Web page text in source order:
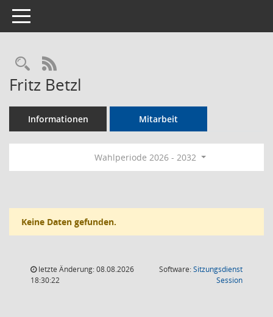
Toggle navigation
Rechercheauswahl
RSS-Feed
Fritz Betzl
Informationen Mitarbeit
Wahlperiode 2026 - 2032
Keine Daten gefunden.
letzte Änderung: 08.08.2026
18:30:22
Software:Sitzungsdienst
Session(Wird in